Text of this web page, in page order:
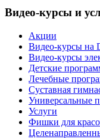
Видео-курсы и
Акции
Видео-курсы на
Видео-курсы
Детские
Лечебные
Суставная
Универсальные
Услуги
Фишки для